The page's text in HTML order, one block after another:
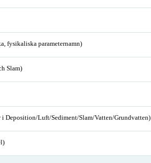
fysikaliska parameternamn)
Slam)
i Deposition/Luft/Sediment/Slam/Vatten/Grundvatten)